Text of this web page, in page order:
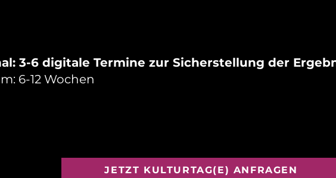
3-6 digitale Termine zur Sicherstellung der
6-12 Wochen
JETZT KULTURTAG(E) ANFRAGEN